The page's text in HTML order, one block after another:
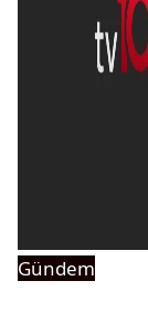
Gündem